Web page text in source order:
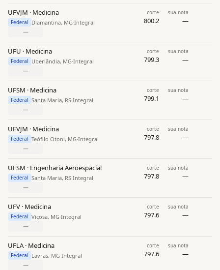
UFVJM · Medicina
Federal Diamantina, MG·Integral
corte
800.2
sua nota
—
—
UFU · Medicina
Federal Uberlândia, MG·Integral
corte
799.3
sua nota
—
—
UFSM · Medicina
Federal Santa Maria, RS·Integral
corte
799.1
sua nota
—
—
UFVJM · Medicina
Federal Teófilo Otoni, MG·Integral
corte
797.8
sua nota
—
—
UFSM · Engenharia Aeroespacial
Federal Santa Maria, RS·Integral
corte
797.8
sua nota
—
—
UFV · Medicina
Federal Viçosa, MG·Integral
corte
797.6
sua nota
—
—
UFLA · Medicina
Federal Lavras, MG·Integral
corte
797.6
sua nota
—
—